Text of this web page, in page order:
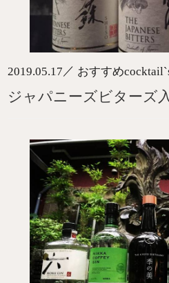
2019.05.17 ／ おすすめ
ジャパニーズビターズ